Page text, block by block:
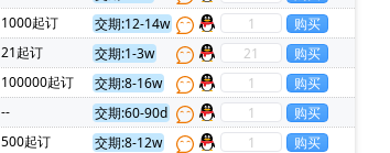
1000起订
交期:12-14w
21起订
交期:1-3w
100000起订
交期:8-16w
--
交期:60-90d
500起订
交期:8-12w